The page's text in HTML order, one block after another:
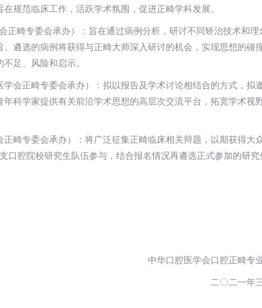
规范临床工作，活跃学术氛围，促进正畸学科发展。
正畸专委会承办）：旨在通过病例分析，研讨不同矫治技术和理
遴选的病例将获得与正畸大师深入研讨的机会，实现思想的碰
足、风险和启示。
学会正畸专委会承办）：拟以报告及学术讨论相结合的方式，拟
科学家提供有关前沿学术思想的高层次交流平台，拓宽学术视
正畸专委会承办）：将广泛征集正畸临床相关辩题，以期获得大
口腔院校研究生队伍参与，结合报名情况再遴选正式参加的研究
中华口腔医学会口腔正畸专
二〇二一年